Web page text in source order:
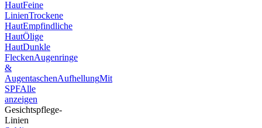
HautFeine
LinienTrockene
HautEmpfindliche
HautÖlige
HautDunkle
FleckenAugenringe
&
AugentaschenAufhellungMit
SPFAlle
anzeigen
Gesichtspflege-
Linien